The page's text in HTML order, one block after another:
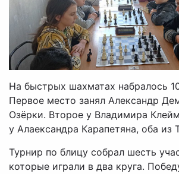
На быстрых шахматах набралось
Первое место занял Александр
Озёрки. Второе у Владимира
у Алаександра Карапетяна, оба из
Турнир по блицу собрал шесть
которые играли в два круга.